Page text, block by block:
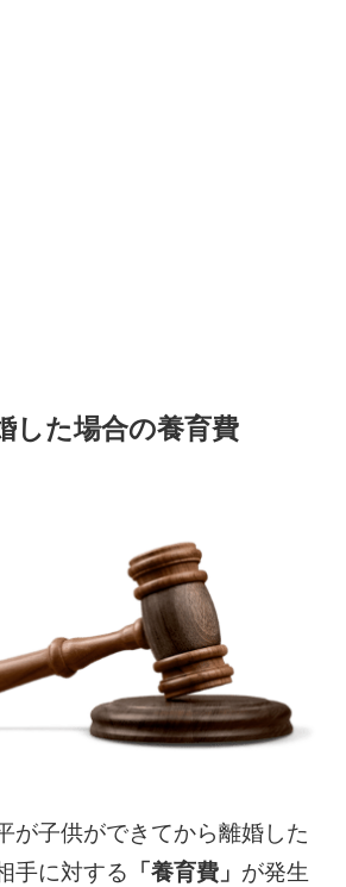
した場合の養育費
が子供ができてから離婚した
手に対する 「養育費」 が発生